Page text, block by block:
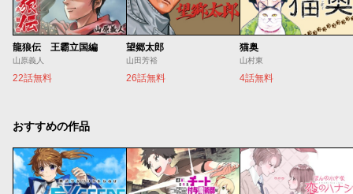
龍狼伝 王霸立国編
山原義人
22話無料
望郷太郎
山田芳裕
26話無料
猫奥
山村東
4話無料
おすすめの作品